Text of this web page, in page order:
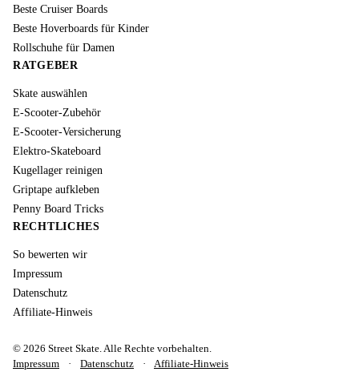
Beste Cruiser Boards
Beste Hoverboards für Kinder
Rollschuhe für Damen
RATGEBER
Skate auswählen
E-Scooter-Zubehör
E-Scooter-Versicherung
Elektro-Skateboard
Kugellager reinigen
Griptape aufkleben
Penny Board Tricks
RECHTLICHES
So bewerten wir
Impressum
Datenschutz
Affiliate-Hinweis
© 2026 Street Skate. Alle Rechte vorbehalten.
Impressum
· Datenschutz · Affiliate-Hinweis